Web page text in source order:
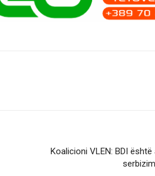
Koalicioni VLEN: BDI